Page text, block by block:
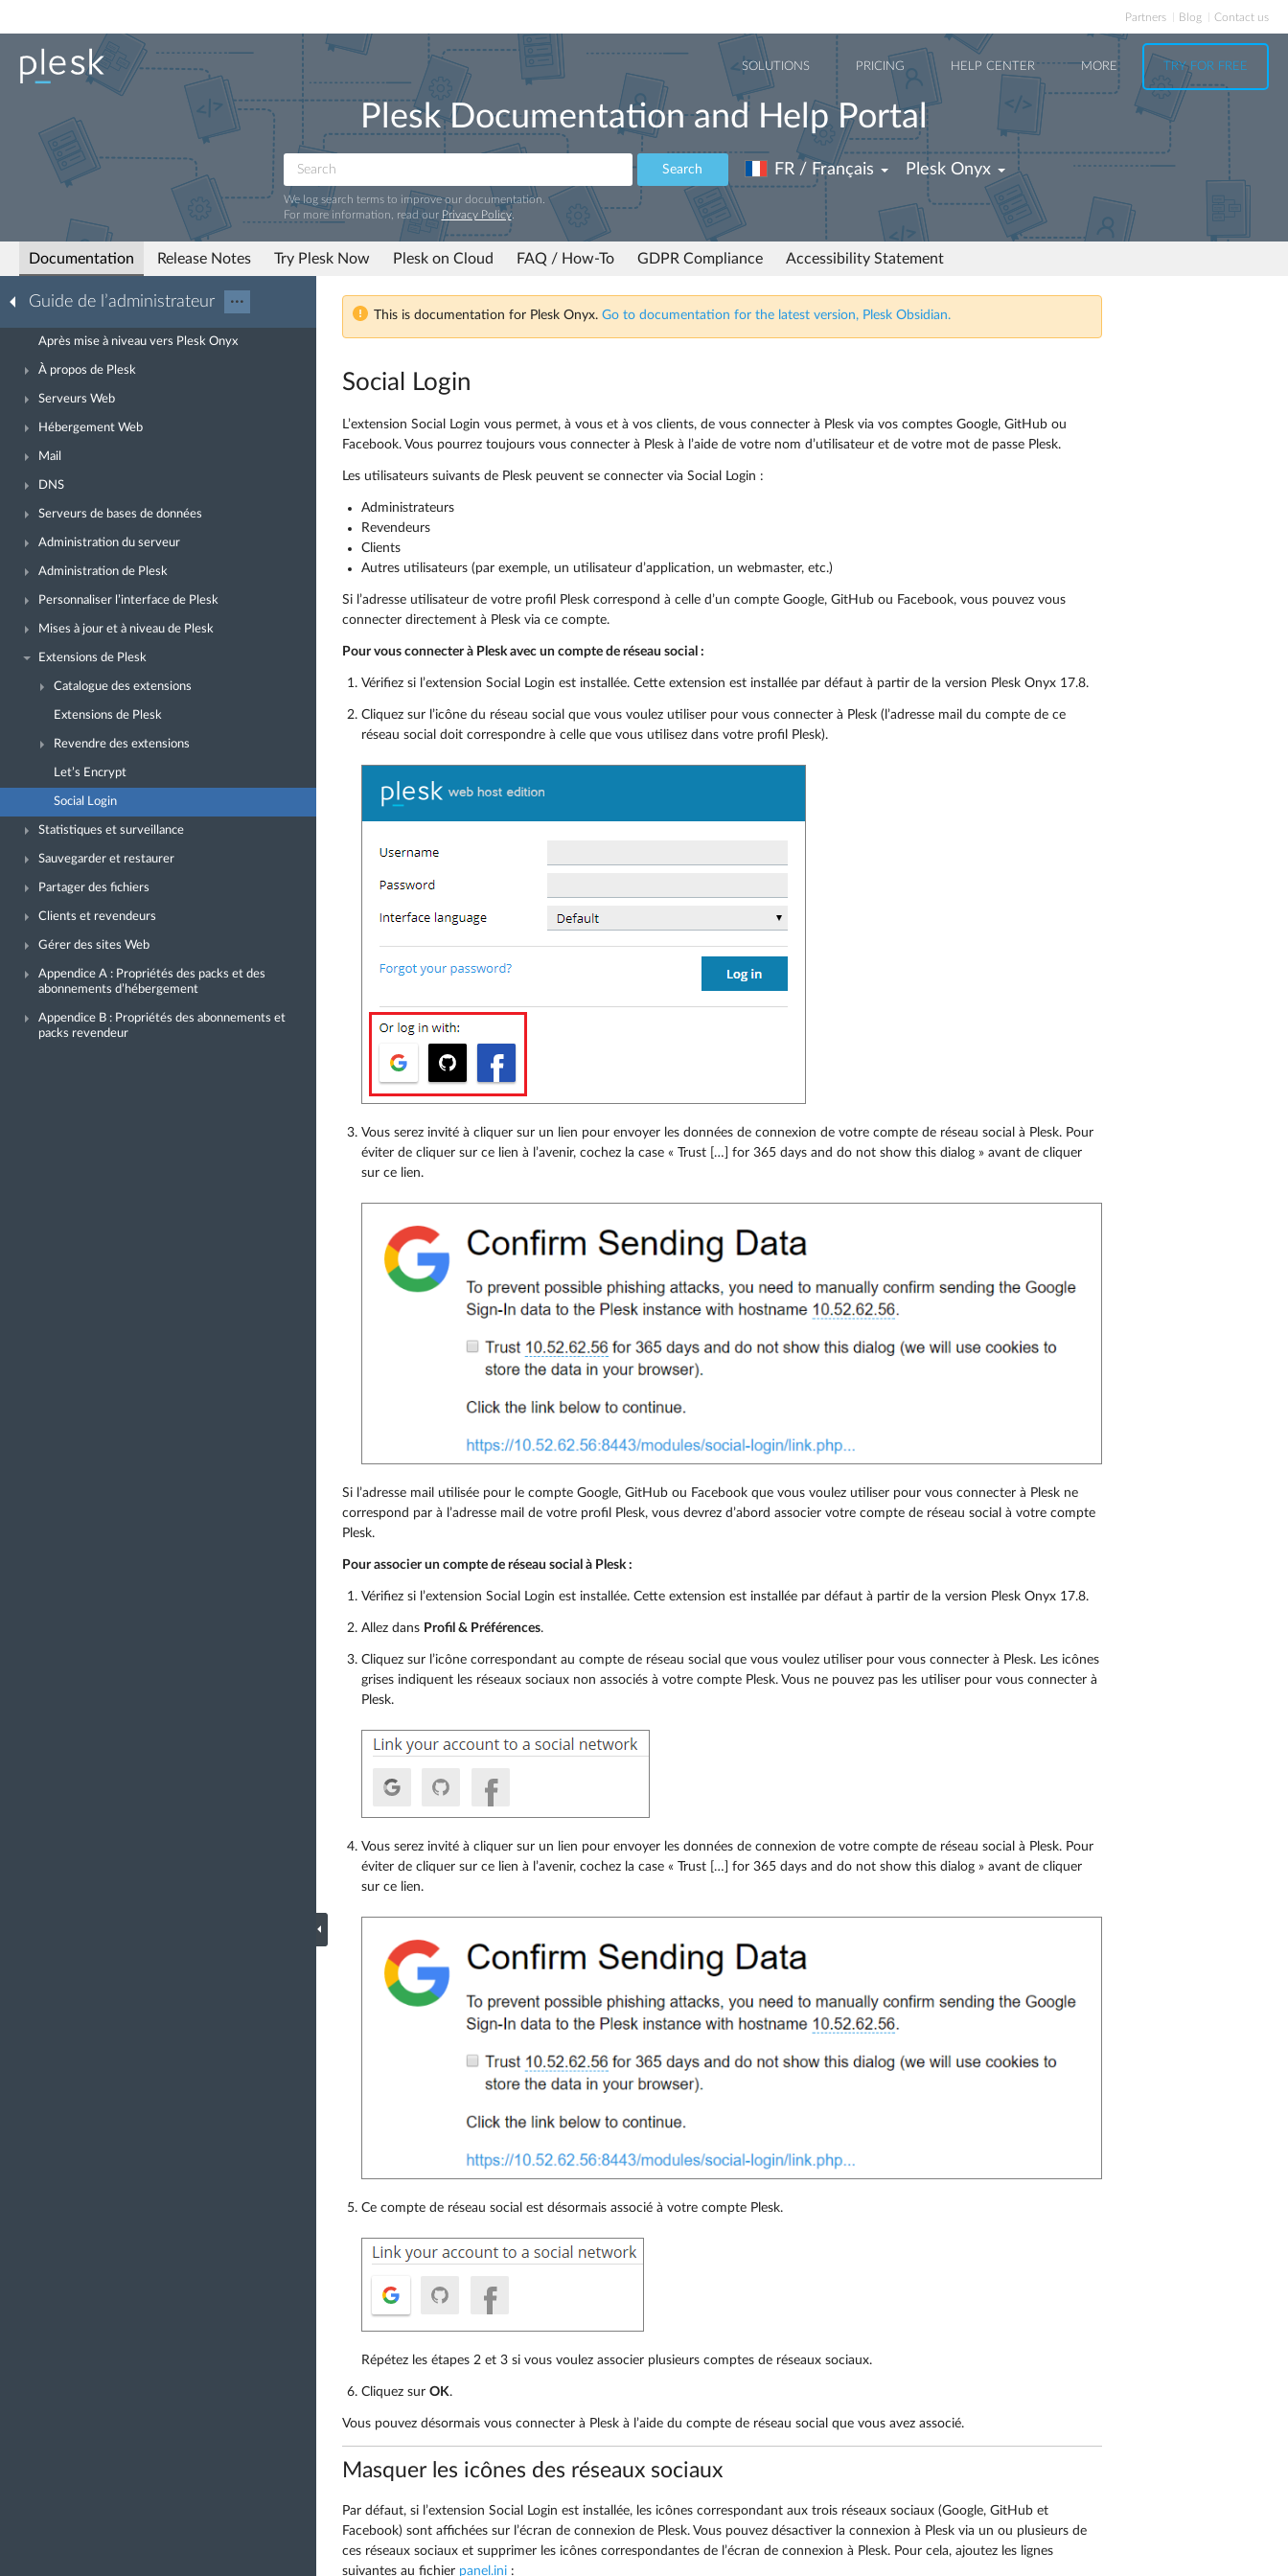
Partners Blog Contact us
SOLUTIONS PRICING HELP CENTER MORE TRY FOR FREE
Plesk Documentation and Help Portal
Search
We log search terms to improve our documentation.
For more information, read our Privacy Policy.
FR / Français Plesk Onyx
Documentation Release Notes Try Plesk Now Plesk on Cloud FAQ / How-To GDPR Compliance Accessibility Statement
Guide de l’administrateur ···
Après mise à niveau vers Plesk Onyx
À propos de Plesk
Serveurs Web
Hébergement Web
Mail
DNS
Serveurs de bases de données
Administration du serveur
Administration de Plesk
Personnaliser l’interface de Plesk
Mises à jour et à niveau de Plesk
Extensions de Plesk
Catalogue des extensions
Extensions de Plesk
Revendre des extensions
Let’s Encrypt
Social Login
Statistiques et surveillance
Sauvegarder et restaurer
Partager des fichiers
Clients et revendeurs
Gérer des sites Web
Appendice A : Propriétés des packs et des
abonnements d’hébergement
Appendice B : Propriétés des abonnements et
packs revendeur
This is documentation for Plesk Onyx. Go to documentation for the latest version, Plesk Obsidian.
Social Login
L’extension Social Login vous permet, à vous et à vos clients, de vous connecter à Plesk via vos comptes Google, GitHub ou
Facebook. Vous pourrez toujours vous connecter à Plesk à l’aide de votre nom d’utilisateur et de votre mot de passe Plesk.
Les utilisateurs suivants de Plesk peuvent se connecter via Social Login :
Administrateurs
Revendeurs
Clients
Autres utilisateurs (par exemple, un utilisateur d’application, un webmaster, etc.)
Si l’adresse utilisateur de votre profil Plesk correspond à celle d’un compte Google, GitHub ou Facebook, vous pouvez vous
connecter directement à Plesk via ce compte.
Pour vous connecter à Plesk avec un compte de réseau social :
Vérifiez si l’extension Social Login est installée. Cette extension est installée par défaut à partir de la version Plesk Onyx 17.8.
Cliquez sur l’icône du réseau social que vous voulez utiliser pour vous connecter à Plesk (l’adresse mail du compte de ce
réseau social doit correspondre à celle que vous utilisez dans votre profil Plesk).
Vous serez invité à cliquer sur un lien pour envoyer les données de connexion de votre compte de réseau social à Plesk. Pour
éviter de cliquer sur ce lien à l’avenir, cochez la case « Trust […] for 365 days and do not show this dialog » avant de cliquer
sur ce lien.
Si l’adresse mail utilisée pour le compte Google, GitHub ou Facebook que vous voulez utiliser pour vous connecter à Plesk ne
correspond par à l’adresse mail de votre profil Plesk, vous devrez d’abord associer votre compte de réseau social à votre compte
Plesk.
Pour associer un compte de réseau social à Plesk :
Vérifiez si l’extension Social Login est installée. Cette extension est installée par défaut à partir de la version Plesk Onyx 17.8.
Allez dans Profil & Préférences.
Cliquez sur l’icône correspondant au compte de réseau social que vous voulez utiliser pour vous connecter à Plesk. Les icônes
grises indiquent les réseaux sociaux non associés à votre compte Plesk. Vous ne pouvez pas les utiliser pour vous connecter à
Plesk.
Vous serez invité à cliquer sur un lien pour envoyer les données de connexion de votre compte de réseau social à Plesk. Pour
éviter de cliquer sur ce lien à l’avenir, cochez la case « Trust […] for 365 days and do not show this dialog » avant de cliquer
sur ce lien.
Ce compte de réseau social est désormais associé à votre compte Plesk.
Répétez les étapes 2 et 3 si vous voulez associer plusieurs comptes de réseaux sociaux.
Cliquez sur OK.
Vous pouvez désormais vous connecter à Plesk à l’aide du compte de réseau social que vous avez associé.
Masquer les icônes des réseaux sociaux
Par défaut, si l’extension Social Login est installée, les icônes correspondant aux trois réseaux sociaux (Google, GitHub et
Facebook) sont affichées sur l’écran de connexion de Plesk. Vous pouvez désactiver la connexion à Plesk via un ou plusieurs de
ces réseaux sociaux et supprimer les icônes correspondantes de l’écran de connexion à Plesk. Pour cela, ajoutez les lignes
suivantes au fichier panel.ini :